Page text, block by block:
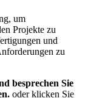
um
Projekte zu
und
zu
besprechen Sie
oder klicken Sie